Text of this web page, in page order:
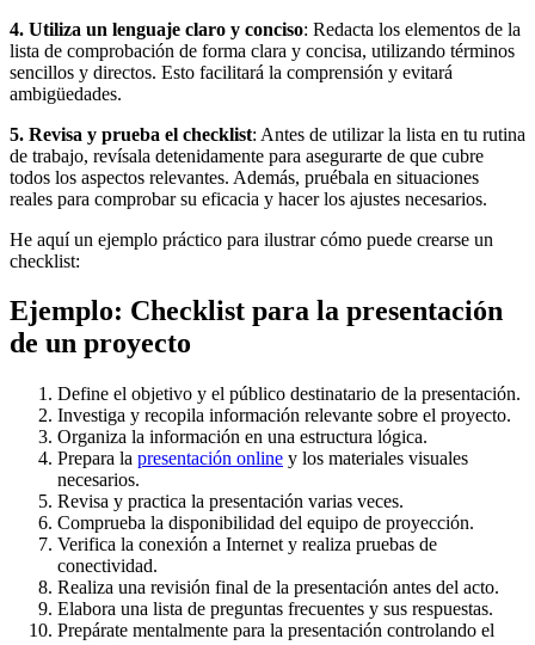
4. Utiliza un lenguaje claro y conciso: Redacta los elementos de la
lista de comprobación de forma clara y concisa, utilizando términos
sencillos y directos. Esto facilitará la comprensión y evitará
ambigüedades.
5. Revisa y prueba el checklist: Antes de utilizar la lista en tu rutina
de trabajo, revísala detenidamente para asegurarte de que cubre
todos los aspectos relevantes. Además, pruébala en situaciones
reales para comprobar su eficacia y hacer los ajustes necesarios.
He aquí un ejemplo práctico para ilustrar cómo puede crearse un
checklist:
Ejemplo: Checklist para la presentación
de un proyecto
Define el objetivo y el público destinatario de la presentación.
Investiga y recopila información relevante sobre el proyecto.
Organiza la información en una estructura lógica.
Prepara la presentación online y los materiales visuales
necesarios.
Revisa y practica la presentación varias veces.
Comprueba la disponibilidad del equipo de proyección.
Verifica la conexión a Internet y realiza pruebas de
conectividad.
Realiza una revisión final de la presentación antes del acto.
Elabora una lista de preguntas frecuentes y sus respuestas.
Prepárate mentalmente para la presentación controlando el